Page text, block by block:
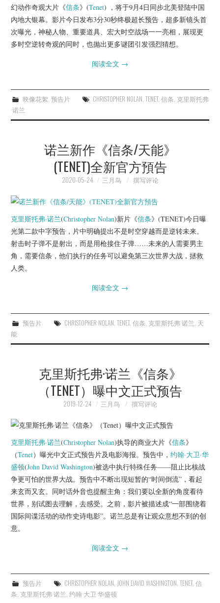
幻动作奇观大片《信条》(Tenet) ，将于9月4日同步北美登陆中国
内地大银幕。影片今日发布3分30秒终极超长预告，超多新镜头首
次曝光，神秘人物、重要道具、宏大时空战场一一亮相，展现更
多时空逆转奇观的同时，也抛出更多谜团引发强烈猜想。
阅读全文 →
映像花絮 预告片 CHRISTOPHER NOLAN TENET, 信条 克里斯托弗
·诺兰
诺兰新作《信条/天能》
(TENET)全新官方預告
2020-05-24 三月鸟 撰写评论
克里斯托弗·诺兰(Christopher Nolan)新片《信条》(TENET)今日曝
光第二款中字预告，片中明确提出不是时空穿越而是逆转未来。
射击时子弹不是射出，而是用枪接住子弹……未来的人需要男主
角，需要信条，他们执行的任务可以避免第三次世界大战，拯救
人类。
阅读全文 →
预告片 CHRISTOPHER NOLAN TENET, 信条 克里斯托弗·诺兰 天
能
克里斯托弗·诺兰《信条》
（TENET）曝中文正式预告
2019-12-24 三月鸟 撰写评论
克里斯托弗·诺兰(Christopher Nolan)执导的商业大片《信条》
（Tenet）曝光中文正式预告片及电影海报。预告中，约翰·大卫·华
盛顿(John David Washington)被选中执行特殊任务——阻止比核战
争更可怕的世界大战。预告中不断出现短暂的“时间倒流”，看起
来玄而又玄。同时话外音也提醒主角：我们要以全新的角度看待
世界，别试图去理解，去感受。之前，影片被描述成“一部围绕着
国际间谍活动的动作史诗电影”。诺兰总是有让观众意想不到的创
意。
阅读全文 →
预告片 CHRISTOPHER NOLAN, JOHN DAVID WASHINGTON, TENET, 信
条, 克里斯托弗·诺兰,约翰·大卫·华盛顿